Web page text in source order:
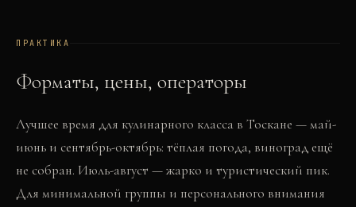
ПРАКТИКА
Форматы, цены, операторы
Лучшее время для кулинарного класса в Тоскане — май-
июнь и сентябрь-октябрь: тёплая погода, виноград ещё
не собран. Июль-август — жарко и туристический пик.
Для минимальной группы и персонального внимания